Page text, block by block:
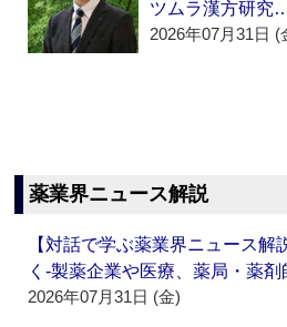
ツムラ漢方研究
2026年07月31日 (
薬業界ニュース解説
【対話で学ぶ薬業界ニュース
く‐製薬企業や医療、薬局・薬
2026年07月31日 (金)